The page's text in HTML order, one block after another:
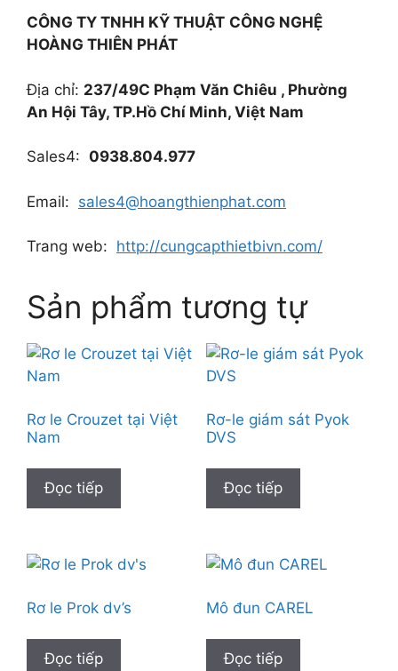
CÔNG TY TNHH KỸ THUẬT CÔNG NGHỆ
HOÀNG THIÊN PHÁT
Địa chỉ: 237/49C Phạm Văn Chiêu , Phường
An Hội Tây, TP.Hồ Chí Minh, Việt Nam
Sales4: 0938.804.977
Email: sales4@hoangthienphat.com
Trang web: http://cungcapthietbivn.com/
Sản phẩm tương tự
Rơ le Crouzet tại Việt
Nam
Đọc tiếp
Rơ-le giám sát Pyok
DVS
Đọc tiếp
Rơ le Prok dv’s
Đọc tiếp
Mô đun CAREL
Đọc tiếp